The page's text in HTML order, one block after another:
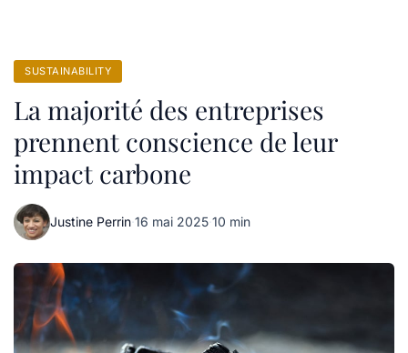
SUSTAINABILITY
La majorité des entreprises
prennent conscience de leur
impact carbone
Justine Perrin·16 mai 2025·10 min